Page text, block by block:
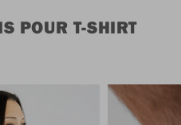
POUR T-SHIRT